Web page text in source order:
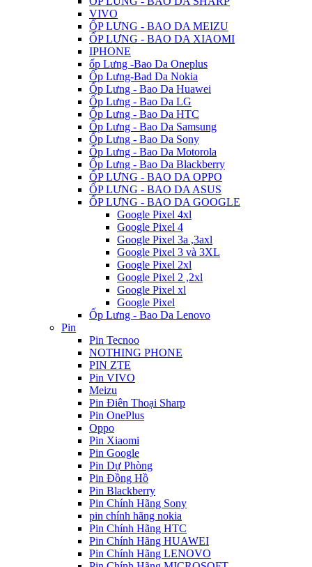
VIVO
ỐP LƯNG - BAO DA MEIZU
ỐP LƯNG - BAO DA XIAOMI
IPHONE
ốp Lưng -Bao Da Oneplus
Ốp Lưng-Bad Da Nokia
Ốp Lưng - Bao Da Huawei
Ốp Lưng - Bao Da LG
Ốp Lưng - Bao Da HTC
Ốp Lưng - Bao Da Samsung
Ốp Lưng - Bao Da Sony
Ốp Lưng - Bao Da Motorola
Ốp Lưng - Bao Da Blackberry
ỐP LƯNG - BAO DA OPPO
ỐP LƯNG - BAO DA ASUS
ỐP LƯNG - BAO DA GOOGLE
Google Pixel 4xl
Google Pixel 4
Google Pixel 3a ,3axl
Google Pixel 3 và 3XL
Google Pixel 2xl
Google Pixel 2 ,2xl
Google Pixel xl
Google Pixel
Ốp Lưng - Bao Da Lenovo
Pin
Pin Tecnoo
NOTHING PHONE
PIN ZTE
Pin VIVO
Meizu
Pin Điên Thoại Sharp
Pin OnePlus
Oppo
Pin Xiaomi
Pin Google
Pin Dự Phòng
Pin Đồng Hồ
Pin Blackberry
Pin Chính Hãng Sony
pin chính hãng nokia
Pin Chính Hãng HTC
Pin Chính Hãng HUAWEI
Pin Chính Hãng LENOVO